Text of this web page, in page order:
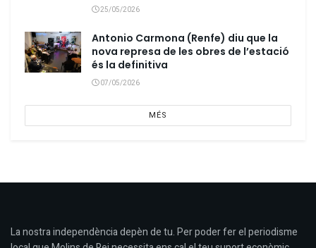
25/05/2026
Antonio Carmona (Renfe) diu que la
nova represa de les obres de l’estació
és la definitiva
07/05/2026
MÉS
La nostra independència depèn de tu. Per poder fer el periodisme